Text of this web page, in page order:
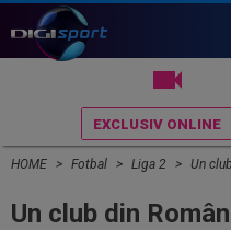
EXCLUSIV ONLINE
HOME Fotbal Liga 2 Un club
Un club din